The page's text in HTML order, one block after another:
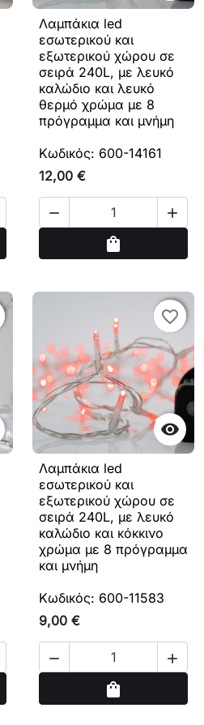
Λαμπάκια led
εσωτερικού και
εξωτερικού χώρου σε
σειρά 240L, με λευκό
καλώδιο και λευκό
θερμό χρώμα με 8
πρόγραμμα και μνήμη
Κωδικός: 600-14161
12,00 €
 
shopping_bag

favorite_border
favorite_border
Λαμπάκια led
εσωτερικού και
εξωτερικού χώρου σε
σειρά 240L, με λευκό
καλώδιο και κόκκινο
χρώμα με 8 πρόγραμμα
και μνήμη
Κωδικός: 600-11583
9,00 €
 
shopping_bag